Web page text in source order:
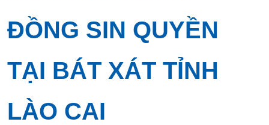
ĐỒNG SIN QUYỀN
TẠI BÁT XÁT TỈNH
LÀO CAI